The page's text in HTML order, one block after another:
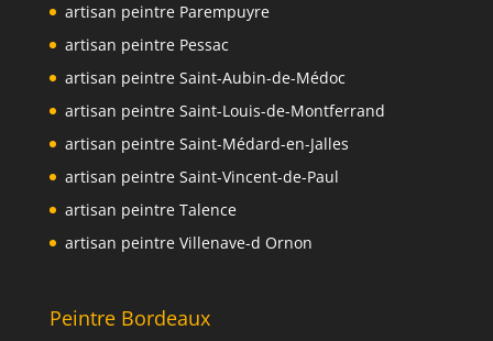
artisan peintre Parempuyre
artisan peintre Pessac
artisan peintre Saint-Aubin-de-Médoc
artisan peintre Saint-Louis-de-Montferrand
artisan peintre Saint-Médard-en-Jalles
artisan peintre Saint-Vincent-de-Paul
artisan peintre Talence
artisan peintre Villenave-d Ornon
Peintre Bordeaux